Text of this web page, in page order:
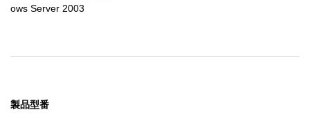
ows Server 2003
製品型番